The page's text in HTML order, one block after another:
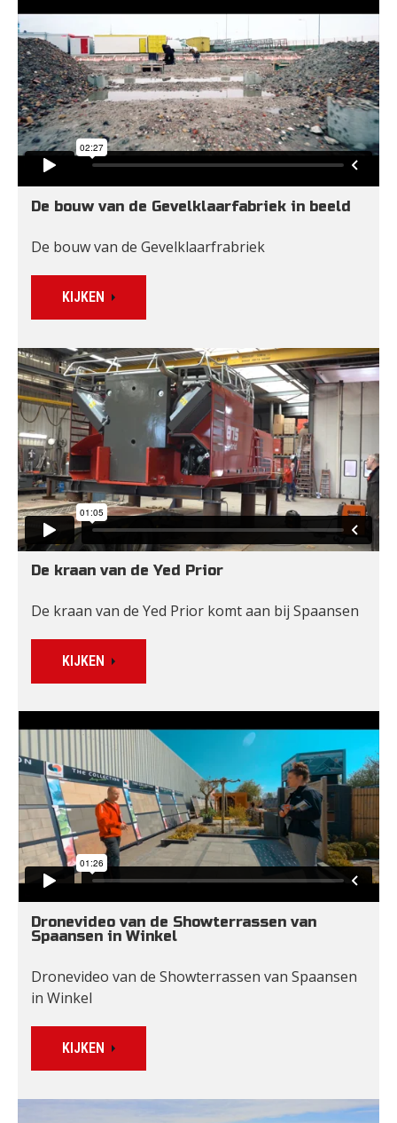
De bouw van de Gevelklaarfabriek in beeld
De bouw van de Gevelklaarfrabriek
KIJKEN
De kraan van de Yed Prior
De kraan van de Yed Prior komt aan bij Spaansen
KIJKEN
Dronevideo van de Showterrassen van
Spaansen in Winkel
Dronevideo van de Showterrassen van Spaansen
in Winkel
KIJKEN